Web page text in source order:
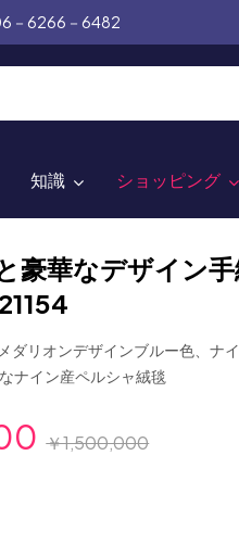
－6266－6482
知識 ショッピング
豪華なデザイン
ダリオンデザインブルー色、ナ
ナイン産ペルシャ絨毯
￥1,500,000